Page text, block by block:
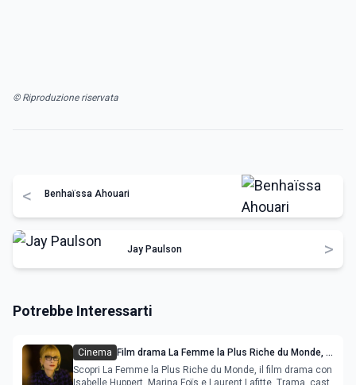
© Riproduzione riservata
< Benhaïssa Ahouari
Jay Paulson >
Potrebbe Interessarti
Cinema
Film drama La Femme la Plus Riche du Monde, lo
scandalo Bettencourt con Isabelle Huppert
Scopri La Femme la Plus Riche du Monde, il film drama con